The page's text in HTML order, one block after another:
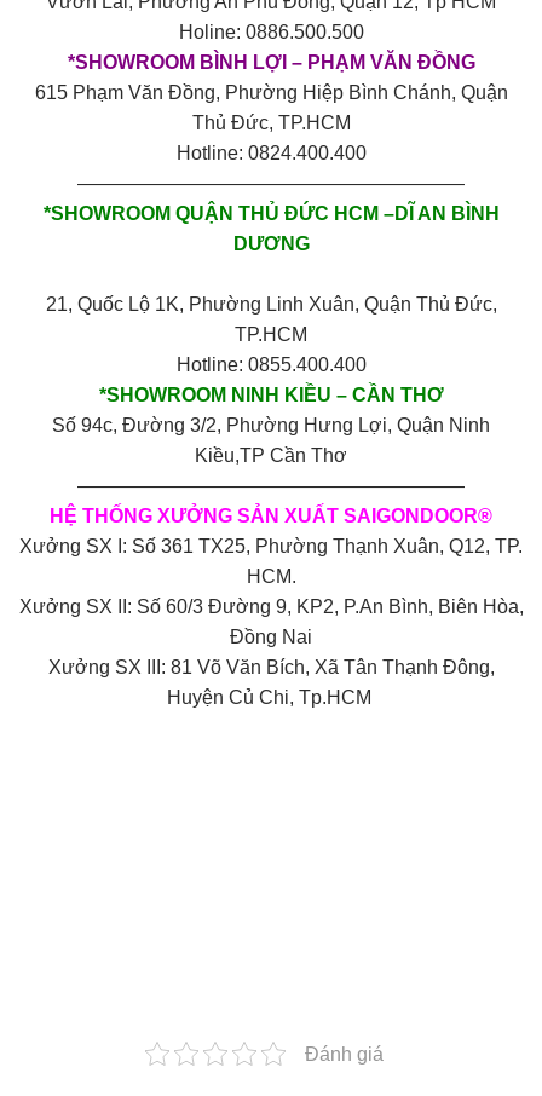
Holine: 0886.500.500
*SHOWROOM BÌNH LỢI – PHẠM VĂN ĐỒNG
615 Phạm Văn Đồng, Phường Hiệp Bình Chánh, Quận
Thủ Đức, TP.HCM
Hotline: 0824.400.400
————————————————————
*SHOWROOM QUẬN THỦ ĐỨC HCM –DĨ AN BÌNH
DƯƠNG
21, Quốc Lộ 1K, Phường Linh Xuân, Quận Thủ Đức,
TP.HCM
Hotline: 0855.400.400
*SHOWROOM NINH KIỀU – CẦN THƠ
Số 94c, Đường 3/2, Phường Hưng Lợi, Quận Ninh
Kiều,TP Cần Thơ
————————————————————
HỆ THỐNG XƯỞNG SẢN XUẤT SAIGONDOOR®
Xưởng SX I: Số 361 TX25, Phường Thạnh Xuân, Q12, TP.
HCM.
Xưởng SX II: Số 60/3 Đường 9, KP2, P.An Bình, Biên Hòa,
Đồng Nai
Xưởng SX III: 81 Võ Văn Bích, Xã Tân Thạnh Đông,
Huyện Củ Chi, Tp.HCM
Đánh giá